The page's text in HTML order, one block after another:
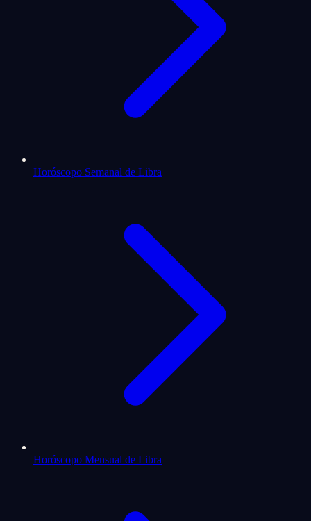
Horóscopo Semanal de Libra
Horóscopo Mensual de Libra